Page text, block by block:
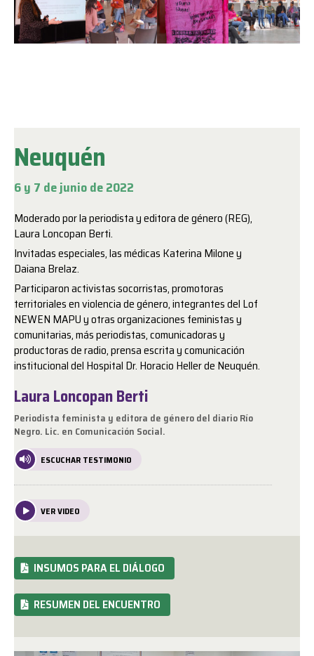
Neuquén
6 y 7 de junio de 2022
Moderado por la periodista y editora de género (REG),
Laura Loncopan Berti.
Invitadas especiales, las médicas Katerina Milone y
Daiana Brelaz.
Participaron activistas socorristas, promotoras
territoriales en violencia de género, integrantes del Lof
NEWEN MAPU y otras organizaciones feministas y
comunitarias, más periodistas, comunicadoras y
productoras de radio, prensa escrita y comunicación
institucional del Hospital Dr. Horacio Heller de Neuquén.
Laura Loncopan Berti
Periodista feminista y editora de género del diario Río
Negro. Lic. en Comunicación Social.
ESCUCHAR TESTIMONIO
VER VIDEO
INSUMOS PARA EL DIÁLOGO
RESUMEN DEL ENCUENTRO